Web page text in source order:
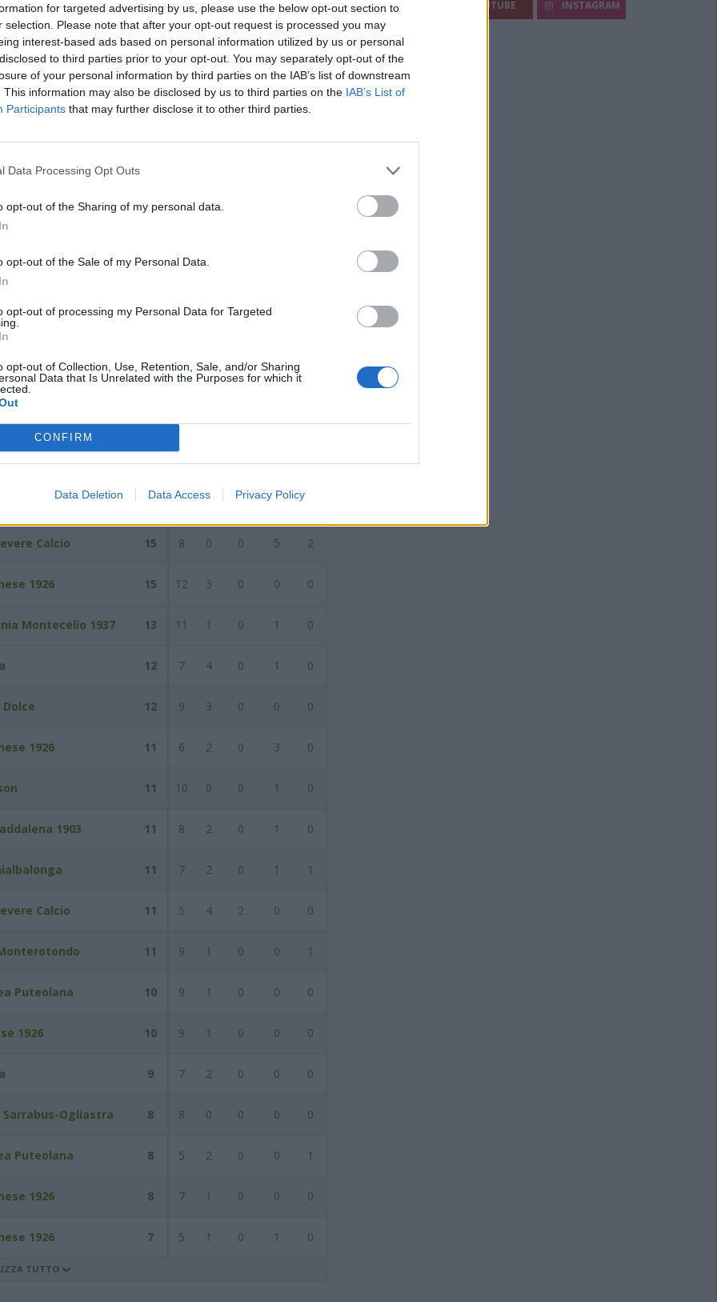
for targeted advertising by us, please use the below opt-out section to
selection. Please note that after your opt-out request is processed you may
interest-based ads based on personal information utilized by us or personal
to third parties prior to your opt-out. You may separately opt-out of the
of your personal information by third parties on the IAB’s list of downstream
This information may also be disclosed by us to third parties on the IAB’s List of
Participants that may further disclose it to other third parties.
Data Processing Opt Outs
opt-out of the Sharing of my personal data.
opt-out of the Sale of my Personal Data.
opt-out of processing my Personal Data for Targeted
opt-out of Collection, Use, Retention, Sale, and/or Sharing
Data that Is Unrelated with the Purposes for which it
CONFIRM
Data Deletion Data Access Privacy Policy
8 8 13 32 50 5 3 7 18 31 3 5 6 14 19
8 7 14 29 34 4 5 5 19 15 4 2 9 10 19
29 6 11 29 42 4
6 8 15 28 50 3 4 7 13 21
del 30/03/2025 Successiva
Reti AZ RIG PUN ANG CDF
17 15 1 0 1 0
16 12 1 0 3
Calcio 15 8 0 0 5 2
1926 15 12 3 0 0 0
Montecelio 1937 13 11 1 0 1 0
12 7 4 0 1 0
12 9 3 0 0 0
1926 11 6 2 0 3 0
11 10 0 0 1 0
1903 11 8 2 0 1 0
11 7 2 0 1 1
Calcio 11 5 4 2 0 0
11 9 1 0 0 1
Puteolana 10 9 1 0 0 0
1926 10 9 1 0 0 0
9 7 2 0 0 0
Sarrabus-Ogliastra 8 8 0 0 0 0
Puteolana 8 5 2 0 0 1
1926 8 7 1 0 0 0
1926 7 5 1 0 1 0
TUTTO
FACEBOOK YOUTUBE INSTAGRAM